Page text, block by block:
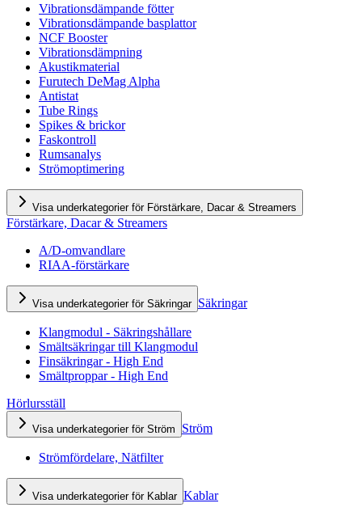
Vibrationsdämpande fötter
Vibrationsdämpande basplattor
NCF Booster
Vibrationsdämpning
Akustikmaterial
Furutech DeMag Alpha
Antistat
Tube Rings
Spikes & brickor
Faskontroll
Rumsanalys
Strömoptimering
Visa underkategorier för Förstärkare, Dacar & Streamers
Förstärkare, Dacar & Streamers
A/D-omvandlare
RIAA-förstärkare
Visa underkategorier för Säkringar Säkringar
Klangmodul - Säkringshållare
Smältsäkringar till Klangmodul
Finsäkringar - High End
Smältproppar - High End
Hörlursställ
Visa underkategorier för Ström Ström
Strömfördelare, Nätfilter
Visa underkategorier för Kablar Kablar